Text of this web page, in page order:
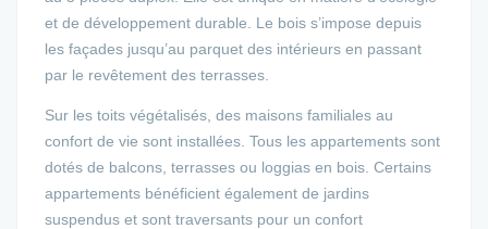
et de développement durable. Le bois s’impose depuis
les façades jusqu’au parquet des intérieurs en passant
par le revêtement des terrasses.
Sur les toits végétalisés, des maisons familiales au
confort de vie sont installées. Tous les appartements sont
dotés de balcons, terrasses ou loggias en bois. Certains
appartements bénéficient également de jardins
suspendus et sont traversants pour un confort